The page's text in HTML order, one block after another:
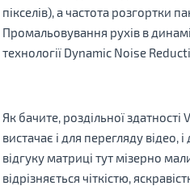
пікселів), а частота розгортки
Промальовування рухів в
технології Dynamic Noise
Як бачите, роздільної
вистачає і для перегляду відео,
відгуку матриці тут мізерно
відрізняється чіткістю,